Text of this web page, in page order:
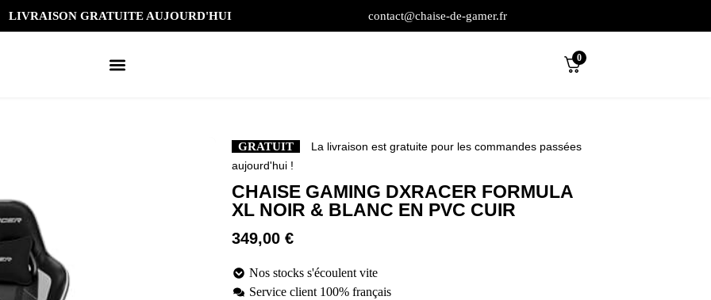
LIVRAISON GRATUITE AUJOURD'HUI contact@chaise-de-gamer.fr
0
GRATUIT
La livraison est gratuite pour les commandes passées
aujourd'hui !
CHAISE GAMING DXRACER FORMULA
XL NOIR & BLANC EN PVC CUIR
349,00 €
Nos stocks s'écoulent vite
Service client 100% français